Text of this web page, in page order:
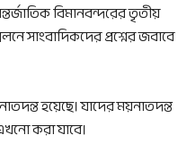
বিমানবন্দরের তৃতীয়
সাংবাদিকদের প্রশ্নের জবাবে
হয়েছে। যাদের ময়নাতদন্ত
করা যাবে।